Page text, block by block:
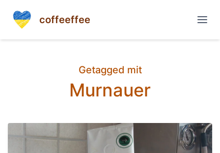
coffeeffee
Getagged mit
Murnauer